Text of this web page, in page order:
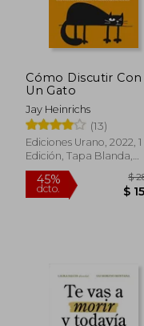
Cómo Discutir Con
Un Gato
Jay Heinrichs
(13)
Ediciones Urano, 2022, 1
Edición, Tapa Blanda,
Nuevo